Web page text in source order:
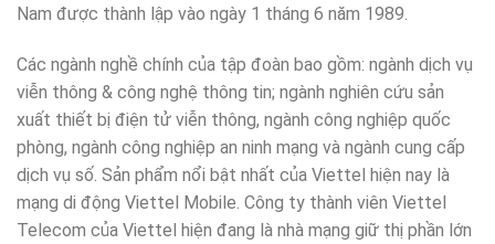
Nam được thành lập vào ngày 1 tháng 6 năm 1989.
Các ngành nghề chính của tập đoàn bao gồm: ngành dịch vụ
viễn thông & công nghệ thông tin; ngành nghiên cứu sản
xuất thiết bị điện tử viễn thông, ngành công nghiệp quốc
phòng, ngành công nghiệp an ninh mạng và ngành cung cấp
dịch vụ số. Sản phẩm nổi bật nhất của Viettel hiện nay là
mạng di động Viettel Mobile. Công ty thành viên Viettel
Telecom của Viettel hiện đang là nhà mạng giữ thị phần lớn